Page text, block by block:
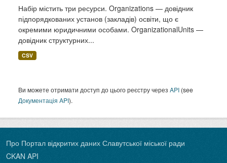
Набір містить три ресурси. Organizations — довідник
підпорядкованих установ (закладів) освіти, що є
окремими юридичними особами. OrganizationalUnits —
довідник структурних...
CSV
Ви можете отримати доступ до цього реєстру через API (see
Документація API).
Про Портал відкритих даних Славутської міської ради
CKAN API